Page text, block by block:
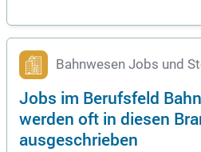
Bahnwesen Jobs und
Jobs im Berufsfeld
werden oft in diesen
ausgeschrieben